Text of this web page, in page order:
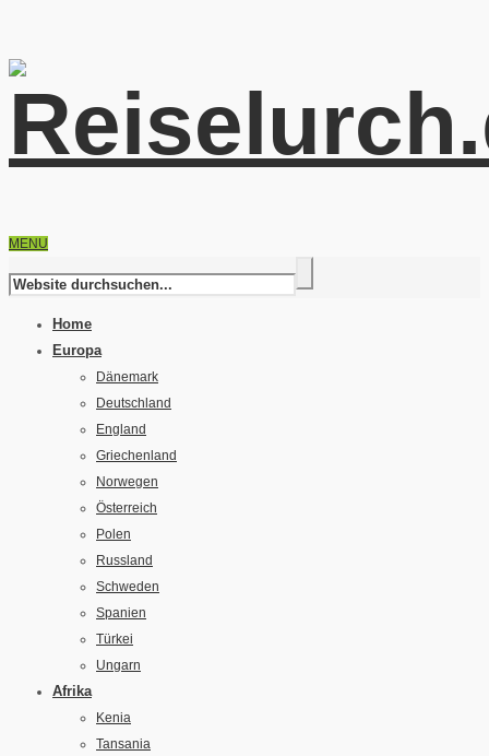
MENU
Home
Europa
Dänemark
Deutschland
England
Griechenland
Norwegen
Österreich
Polen
Russland
Schweden
Spanien
Türkei
Ungarn
Afrika
Kenia
Tansania